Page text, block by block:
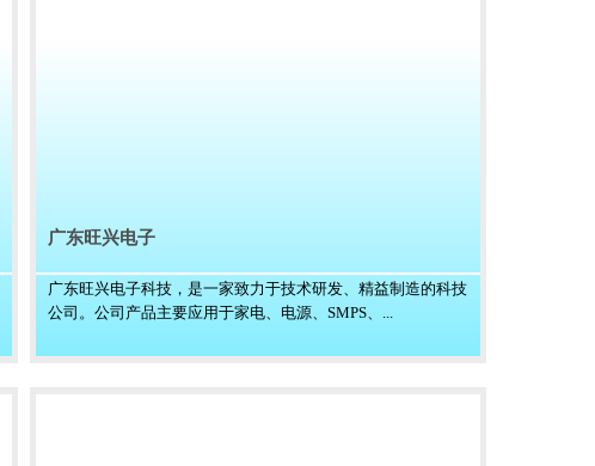
广东旺兴电子
广东旺兴电子科技，是一家致力于技术研发、精益制造的科技
公司。公司产品主要应用于家电、电源、SMPS、...